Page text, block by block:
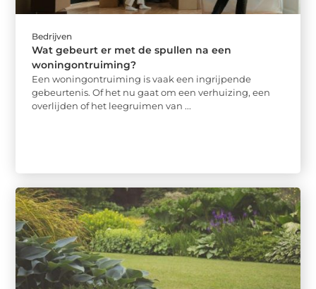
Bedrijven
Wat gebeurt er met de spullen na een
woningontruiming?
Een woningontruiming is vaak een ingrijpende
gebeurtenis. Of het nu gaat om een verhuizing, een
overlijden of het leegruimen van ...